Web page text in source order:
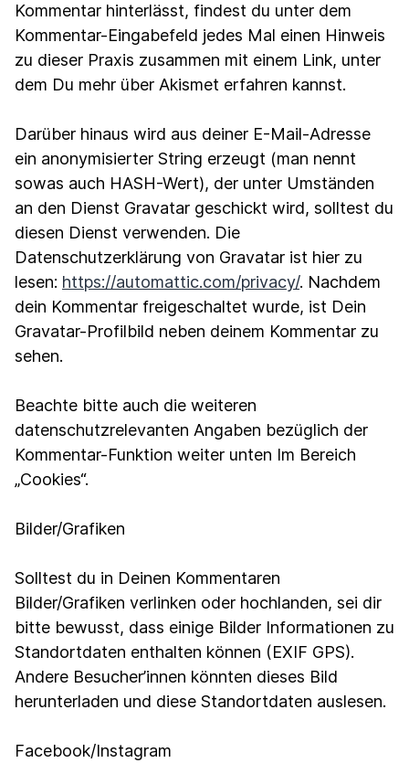
Kommentar hinterlässt, findest du unter dem
Kommentar-Eingabefeld jedes Mal einen Hinweis
zu dieser Praxis zusammen mit einem Link, unter
dem Du mehr über Akismet erfahren kannst.
Darüber hinaus wird aus deiner E-Mail-Adresse
ein anonymisierter String erzeugt (man nennt
sowas auch HASH-Wert), der unter Umständen
an den Dienst Gravatar geschickt wird, solltest du
diesen Dienst verwenden. Die
Datenschutzerklärung von Gravatar ist hier zu
lesen: https://automattic.com/privacy/. Nachdem
dein Kommentar freigeschaltet wurde, ist Dein
Gravatar-Profilbild neben deinem Kommentar zu
sehen.
Beachte bitte auch die weiteren
datenschutzrelevanten Angaben bezüglich der
Kommentar-Funktion weiter unten Im Bereich
„Cookies“.
Bilder/Grafiken
Solltest du in Deinen Kommentaren
Bilder/Grafiken verlinken oder hochlanden, sei dir
bitte bewusst, dass einige Bilder Informationen zu
Standortdaten enthalten können (EXIF GPS).
Andere Besucher’innen könnten dieses Bild
herunterladen und diese Standortdaten auslesen.
Facebook/Instagram